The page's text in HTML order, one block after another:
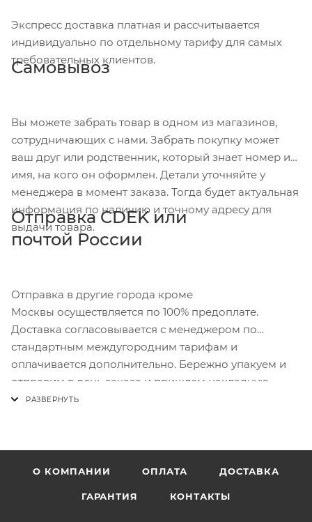
Экспресс доставка платная и рассчитывается
индивидуально по отдельному тарифу для самых
требовательных клиентов.
Самовывоз
Вы можете забрать товар в одном из магазинов,
сотрудничающих с нами. Забрать покупку может
ваш друг или родственник, который знает номер и
имя, на кого он оформлен. Детали уточняйте у
менеджера в момент заказа. Тогда будет актуальная
информация по наличию и точному адресу для
выдачи товара.
Отправка CDEK или
почтой России
Отправка в другие города кроме
Москвы осуществляется по 100% предоплате.
Доставка согласовывается с менеджером по
стандартным междугородним тарифам и
оплачивается дополнительно. Бережно упакуем и
отправим в день заказа и пришлем накладную.
О КОМПАНИИ ОПЛАТА ДОСТАВКА
ГАРАНТИЯ КОНТАКТЫ